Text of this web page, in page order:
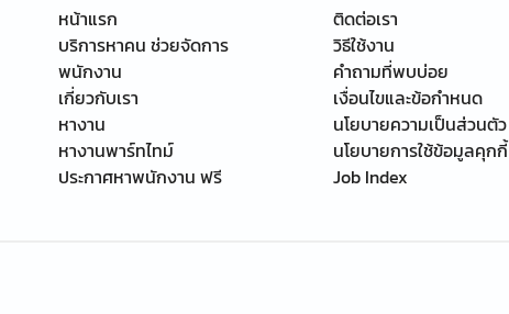
หน้าแรก
บริการหาคน ช่วยจัดการ
พนักงาน
เกี่ยวกับเรา
หางาน
หางานพาร์ทไทม์
ประกาศหาพนักงาน ฟรี
ติดต่อเรา
วิธีใช้งาน
คำถามที่พบบ่อย
เงื่อนไขและข้อกำหนด
นโยบายความเป็นส่วนตัว
นโยบายการใช้ข้อมูลคุกกี้
Job Index